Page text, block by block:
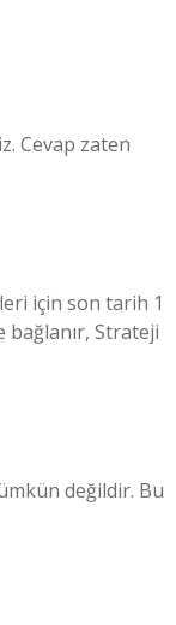
Cevap zaten
için son tarih 1
bağlanır, Strateji
değildir. Bu